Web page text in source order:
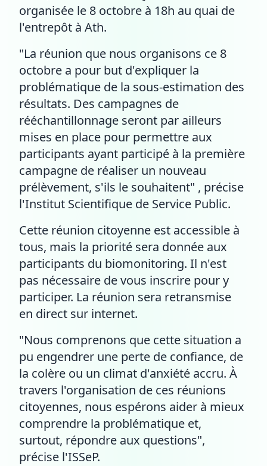
organisée le 8 octobre à 18h au quai de
l'entrepôt à Ath.
"La réunion que nous organisons ce 8
octobre a pour but d'expliquer la
problématique de la sous-estimation des
résultats. Des campagnes de
rééchantillonnage seront par ailleurs
mises en place pour permettre aux
participants ayant participé à la première
campagne de réaliser un nouveau
prélèvement, s'ils le souhaitent" , précise
l'Institut Scientifique de Service Public.
Cette réunion citoyenne est accessible à
tous, mais la priorité sera donnée aux
participants du biomonitoring. Il n'est
pas nécessaire de vous inscrire pour y
participer. La réunion sera retransmise
en direct sur internet.
"Nous comprenons que cette situation a
pu engendrer une perte de confiance, de
la colère ou un climat d'anxiété accru. À
travers l'organisation de ces réunions
citoyennes, nous espérons aider à mieux
comprendre la problématique et,
surtout, répondre aux questions",
précise l'ISSeP.